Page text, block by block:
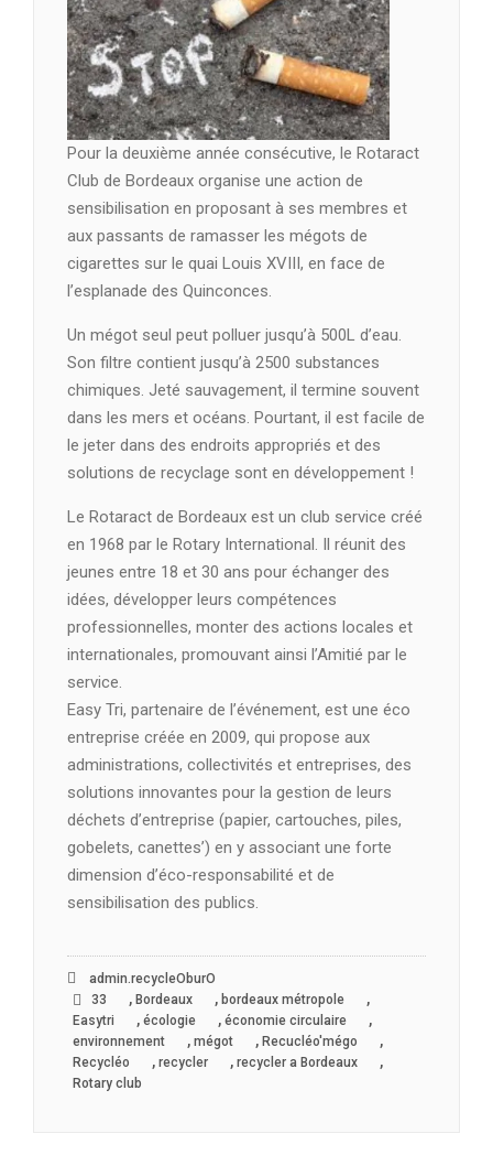
Pour la deuxième année consécutive, le Rotaract
Club de Bordeaux organise une action de
sensibilisation en proposant à ses membres et
aux passants de ramasser les mégots de
cigarettes sur le quai Louis XVIII, en face de
l’esplanade des Quinconces.
Un mégot seul peut polluer jusqu’à 500L d’eau.
Son filtre contient jusqu’à 2500 substances
chimiques. Jeté sauvagement, il termine souvent
dans les mers et océans. Pourtant, il est facile de
le jeter dans des endroits appropriés et des
solutions de recyclage sont en développement !
Le Rotaract de Bordeaux est un club service créé
en 1968 par le Rotary International. Il réunit des
jeunes entre 18 et 30 ans pour échanger des
idées, développer leurs compétences
professionnelles, monter des actions locales et
internationales, promouvant ainsi l’Amitié par le
service.
Easy Tri, partenaire de l’événement, est une éco
entreprise créée en 2009, qui propose aux
administrations, collectivités et entreprises, des
solutions innovantes pour la gestion de leurs
déchets d’entreprise (papier, cartouches, piles,
gobelets, canettes’) en y associant une forte
dimension d’éco-responsabilité et de
sensibilisation des publics.
admin.recycleOburO
33
, Bordeaux , bordeaux métropole ,
Easytri , écologie , économie circulaire ,
environnement , mégot , Recucléo'mégo ,
Recycléo , recycler , recycler a Bordeaux ,
Rotary club